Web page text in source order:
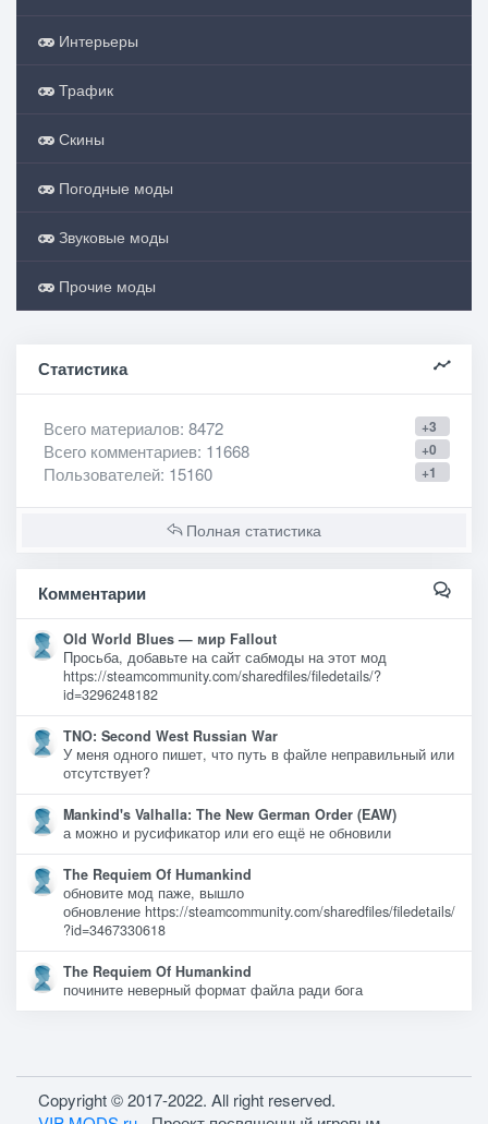
Интерьеры
Трафик
Скины
Погодные моды
Звуковые моды
Прочие моды
Статистика
+3
Всего материалов: 8472
+0
Всего комментариев: 11668
+1
Пользователей: 15160
Полная статистика
Комментарии
Old World Blues — мир Fallout
Просьба, добавьте на сайт сабмоды на этот мод
https://steamcommunity.com/sharedfiles/filedetails/?
id=3296248182
TNO: Second West Russian War
У меня одного пишет, что путь в файле неправильный или
отсутствует?
Mankind's Valhalla: The New German Order (EAW)
а можно и русификатор или его ещё не обновили
The Requiem Of Humankind
обновите мод паже, вышло
обновление https://steamcommunity.com/sharedfiles/filedetails/
?id=3467330618
The Requiem Of Humankind
почините неверный формат файла ради бога
Copyright © 2017-2022. All right reserved.